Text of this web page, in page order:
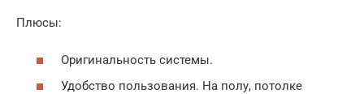
Плюсы:
Оригинальность системы.
Удобство пользования. На полу, потолке